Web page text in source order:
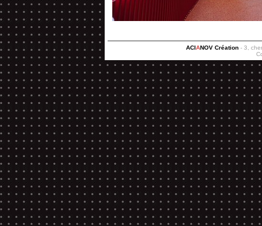
ACIANOV Création- 3,